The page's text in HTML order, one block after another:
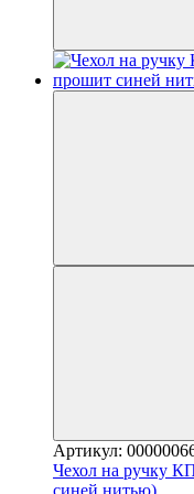
Артикул:
Чехол на ручку
синей нитью)